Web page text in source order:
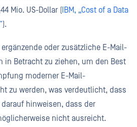
Mio. US-Dollar ( IBM, „Cost of a Data
).
oder zusätzliche E-Mail-
in Betracht zu ziehen, um den Best
moderner E-Mail-
zu werden, was verdeutlicht, dass
hinweisen, dass der
nicht ausreicht.